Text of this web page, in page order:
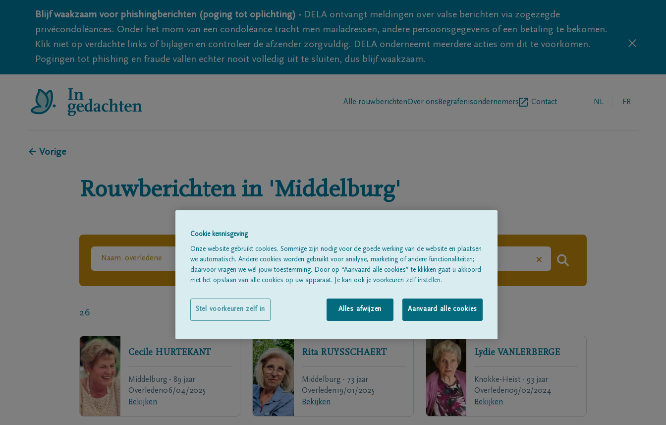
Blijf waakzaam voor phishingberichten (poging tot oplichting) - DELA ontvangt meldingen over valse berichten via zogezegde
privécondoléances. Onder het mom van een condoléance tracht men mailadressen, andere persoonsgegevens of een betaling te bekomen.
Klik niet op verdachte links of bijlagen en controleer de afzender zorgvuldig. DELA onderneemt meerdere acties om dit te voorkomen.
Pogingen tot phishing en fraude vallen echter nooit volledig uit te sluiten, dus blijf waakzaam.
Alle rouwberichtenOver ons Begrafenisondernemers Contact NL FR
← Vorige
Rouwberichten in 'Middelburg'
×
26
Cecile HURTEKANT
Middelburg - 89 jaar
Overleden06/04/2025
Bekijken
Rita RUYSSCHAERT
Middelburg - 73 jaar
Overleden19/01/2025
Bekijken
Lydie VANLERBERGE
Knokke-Heist - 93 jaar
Overleden09/02/2024
Bekijken
Cookie kennisgeving
Onze website gebruikt cookies. Sommige zijn nodig voor de goede werking van de website en plaatsen
we automatisch. Andere cookies worden gebruikt voor analyse, marketing of andere functionaliteiten;
daarvoor vragen we wél jouw toestemming. Door op “Aanvaard alle cookies” te klikken gaat u akkoord
met het opslaan van alle cookies op uw apparaat. Je kan ook je voorkeuren zelf instellen.
Alles afwijzen Aanvaard alle cookies
Stel voorkeuren zelf in